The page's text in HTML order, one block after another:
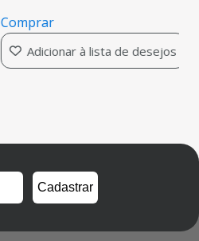
Comprar
Adicionar à lista de desejos